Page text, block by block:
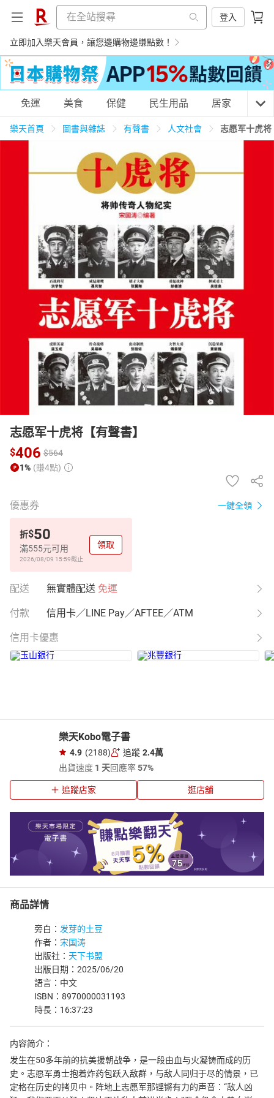
登入
立即加入樂天會員，讓您邊購物邊賺點數！
購物網分類
美食蛋糕 養生保健
運動休閒
女裝 男裝 化妝保養 情趣用品
日本購物 電子/紙本書
HOT
免運 美食 保健 民生用品 居家 3C
樂天首頁 圖書與雜誌 有聲書 人文社會 志愿军十虎将
志愿军十虎将【有聲書】
$406 $564
1% (賺4點)
優惠券 一鍵全領
折$50
滿555元可用
2026/08/09 15:59截止
領取
配送 無實體配送 免運
付款 信用卡／LINE Pay／AFTEE／ATM
信用卡優惠
樂天Kobo電子書
4.9 (2188) 追蹤 2.4萬
出貨速度 1 天回應率57%
追蹤店家 逛店舖
商品詳情
旁白： 发芽的土豆
作者： 宋国涛
出版社： 天下书盟
出版日期：2025/06/20
語言：中文
ISBN：8970000031193
時長：16:37:23
内容简介：
发生在50多年前的抗美援朝战争，是一段由血与火凝铸而成的历
史。志愿军勇士抱着炸药包跃入敌群，与敌人同归于尽的情景，已
定格在历史的拷贝中。阵地上志愿军那铿锵有力的声音：“敌人凶